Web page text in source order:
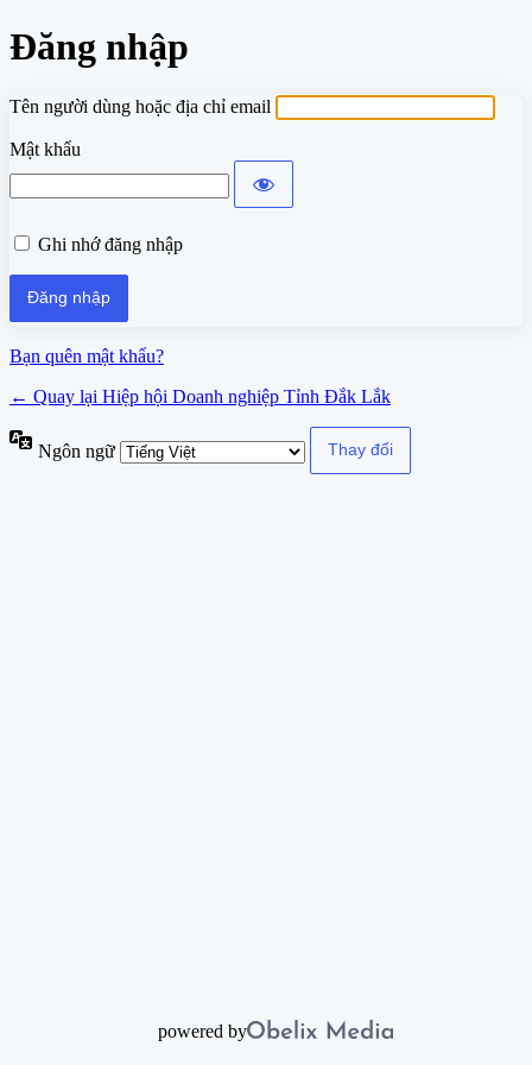
Đăng nhập
Tên người dùng hoặc địa chỉ email
Mật khẩu
Ghi nhớ đăng nhập
Bạn quên mật khẩu?
← Quay lại Hiệp hội Doanh nghiệp Tỉnh Đắk Lắk
Ngôn ngữ
powered by